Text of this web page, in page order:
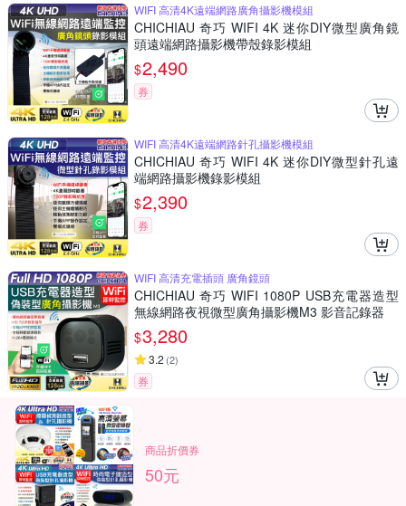
WIFI 高清4K遠端網路廣角攝影機模組
CHICHIAU 奇巧 WIFI 4K 迷你DIY微型廣角鏡
頭遠端網路攝影機帶殼錄影模組
$2,490
券
WIFI 高清4K遠端網路針孔攝影機模組
CHICHIAU 奇巧 WIFI 4K 迷你DIY微型針孔遠
端網路攝影機錄影模組
$2,390
券
WIFI 高清充電插頭 廣角鏡頭
CHICHIAU 奇巧 WIFI 1080P USB充電器造型
無線網路夜視微型廣角攝影機M3 影音記錄器
$3,280
3.2 (2)
券
商品折價券
50元